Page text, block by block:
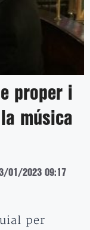
proper i
música
01/2023 09:17
per